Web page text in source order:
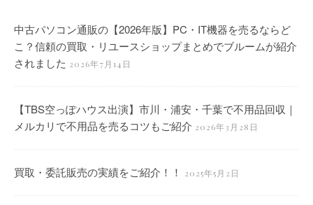
中古パソコン通販の【2026年版】PC・IT機器を売るならど
こ？信頼の買取・リユースショップまとめでブルームが紹介
されました 2026年7月14日
【TBS空っぽハウス出演】市川・浦安・千葉で不用品回収｜
メルカリで不用品を売るコツもご紹介 2026年3月28日
買取・委託販売の実績をご紹介！！ 2025年5月2日